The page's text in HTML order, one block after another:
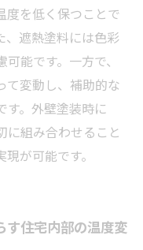
度を低く保つことで
、遮熱塗料には色彩
能です。一方で、
て変動し、補助的な
す。外壁塗装時に
に組み合わせること
が可能です。
す住宅内部の温度変